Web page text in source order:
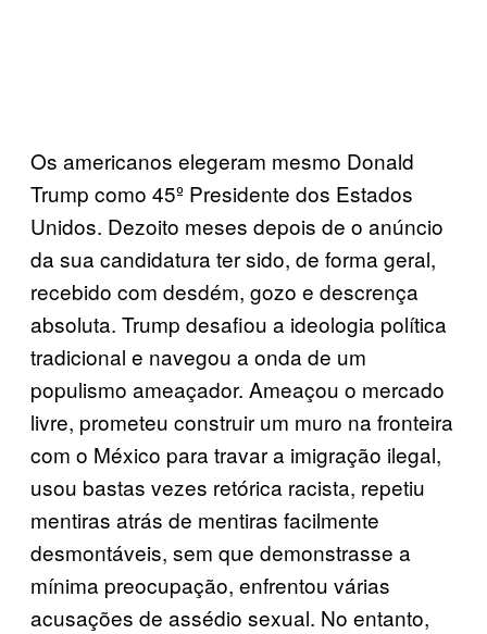
Os americanos elegeram mesmo Donald
Trump como 45º Presidente dos Estados
Unidos. Dezoito meses depois de o anúncio
da sua candidatura ter sido, de forma geral,
recebido com desdém, gozo e descrença
absoluta. Trump desafiou a ideologia política
tradicional e navegou a onda de um
populismo ameaçador. Ameaçou o mercado
livre, prometeu construir um muro na fronteira
com o México para travar a imigração ilegal,
usou bastas vezes retórica racista, repetiu
mentiras atrás de mentiras facilmente
desmontáveis, sem que demonstrasse a
mínima preocupação, enfrentou várias
acusações de assédio sexual. No entanto,